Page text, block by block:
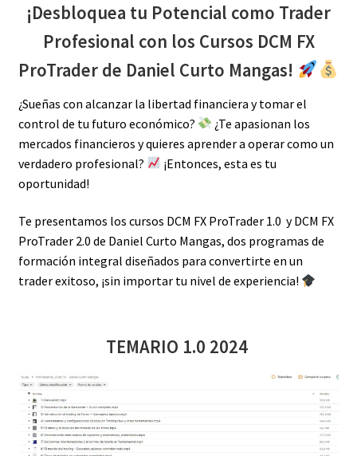
¡Desbloquea tu Potencial como Trader
Profesional con los Cursos DCM FX
ProTrader de Daniel Curto Mangas!
¿Sueñas con alcanzar la libertad financiera y tomar el
control de tu futuro económico?
¿Te apasionan los
mercados financieros y quieres aprender a operar como un
verdadero profesional?
¡Entonces, esta es tu
oportunidad!
Te presentamos los cursos DCM FX ProTrader 1.0 y DCM FX
ProTrader 2.0 de Daniel Curto Mangas, dos programas de
formación integral diseñados para convertirte en un
trader exitoso, ¡sin importar tu nivel de experiencia!
TEMARIO 1.0 2024